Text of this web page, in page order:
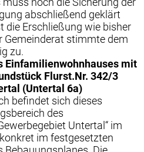
abschließend geklärt
die Erschließung wie bisher
Gemeinderat stimmte dem
zu.
Einfamilienwohnhauses mit
Flurst.Nr. 342/3
(Untertal 6a)
befindet sich dieses
des
Untertal“ im
im festgesetzten